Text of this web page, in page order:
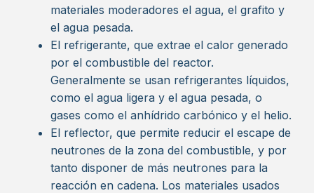
materiales moderadores el agua, el grafito y
el agua pesada.
El refrigerante, que extrae el calor generado
por el combustible del reactor.
Generalmente se usan refrigerantes líquidos,
como el agua ligera y el agua pesada, o
gases como el anhídrido carbónico y el helio.
El reflector, que permite reducir el escape de
neutrones de la zona del combustible, y por
tanto disponer de más neutrones para la
reacción en cadena. Los materiales usados